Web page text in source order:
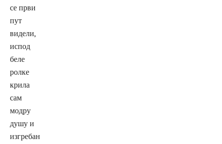
се први
пут
видели,
испод
беле
ролке
крила
сам
модру
душу и
изгребан